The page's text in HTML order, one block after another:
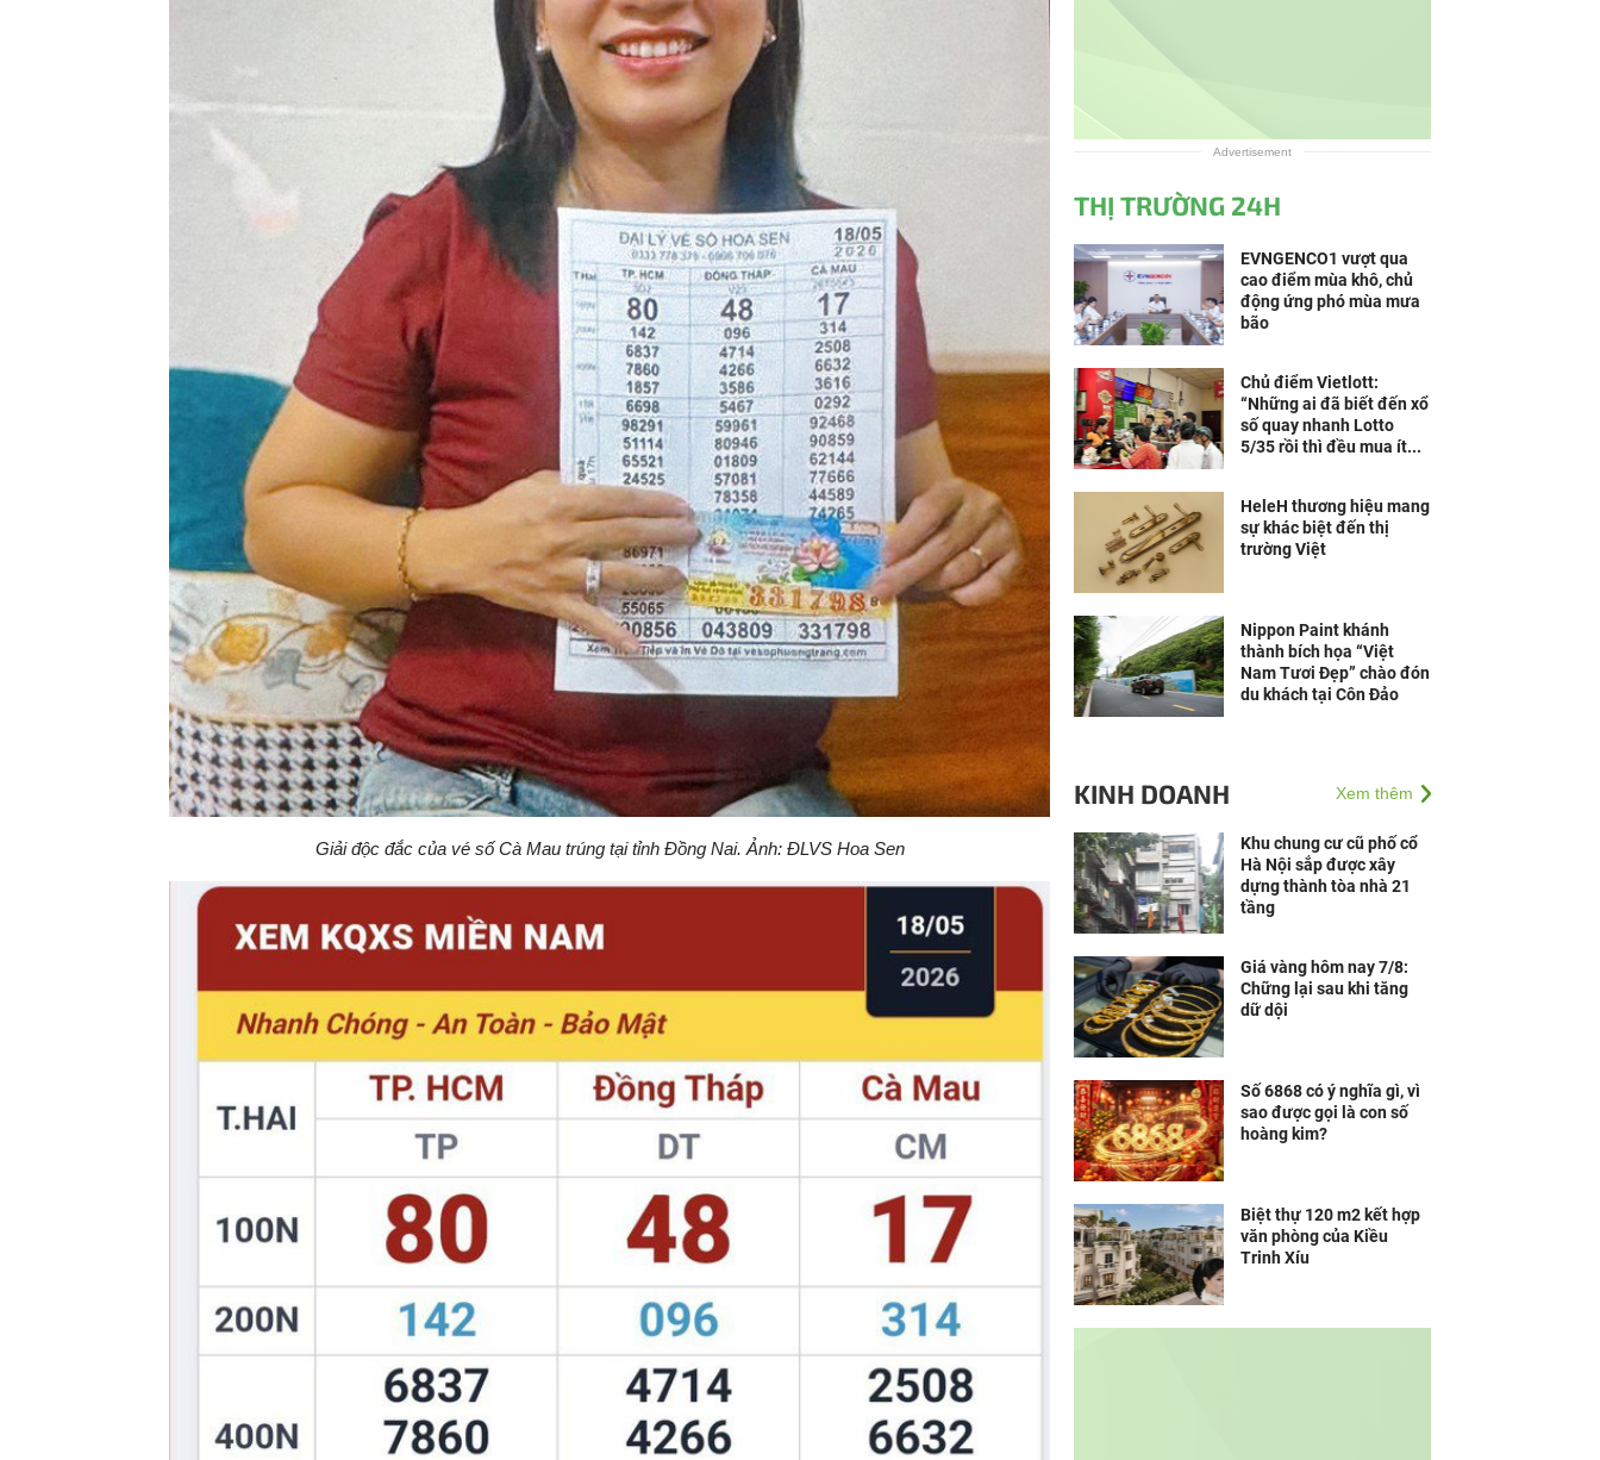
Giải độc đắc của vé số Cà Mau trúng tại tỉnh Đồng Nai. Ảnh: ĐLVS Hoa Sen
Advertisement
THỊ TRƯỜNG 24H
EVNGENCO1 vượt qua
cao điểm mùa khô, chủ
động ứng phó mùa mưa
bão
Chủ điểm Vietlott:
“Những ai đã biết đến xổ
số quay nhanh Lotto
5/35 rồi thì đều mua ít...
HeleH thương hiệu mang
sự khác biệt đến thị
trường Việt
Nippon Paint khánh
thành bích họa “Việt
Nam Tươi Đẹp” chào đón
du khách tại Côn Đảo
KINH DOANH Xem thêm
Khu chung cư cũ phố cổ
Hà Nội sắp được xây
dựng thành tòa nhà 21
tầng
Giá vàng hôm nay 7/8:
Chững lại sau khi tăng
dữ dội
Số 6868 có ý nghĩa gì, vì
sao được gọi là con số
hoàng kim?
Biệt thự 120 m2 kết hợp
văn phòng của Kiều
Trinh Xíu